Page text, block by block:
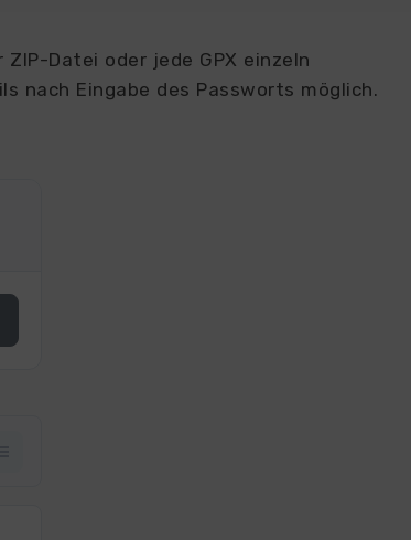
Datei oder jede GPX einzeln
nach Eingabe des Passworts möglich.